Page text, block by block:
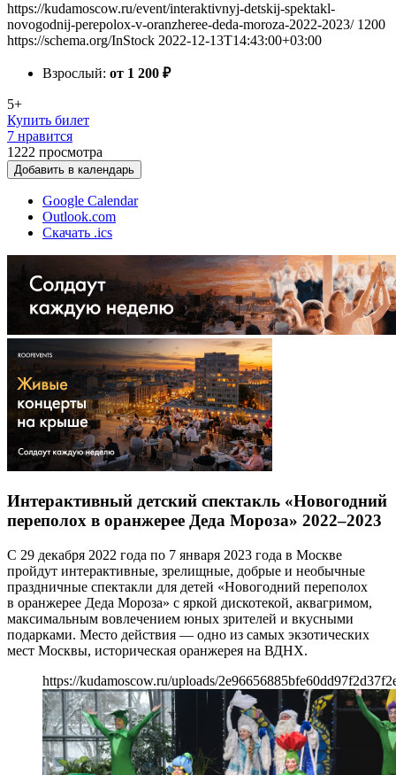
https://kudamoscow.ru/event/interaktivnyj-detskij-spektakl-
novogodnij-perepolox-v-oranzheree-deda-moroza-2022-2023/ 1200
https://schema.org/InStock 2022-12-13T14:43:00+03:00
Взрослый: от 1 200 ₽
5+
Купить билет
7 нравится
1222 просмотра
Добавить в календарь
Google Calendar
Outlook.com
Скачать .ics
Интерактивный детский спектакль «Новогодний
переполох в оранжерее Деда Мороза» 2022–2023
С 29 декабря 2022 года по 7 января 2023 года в Москве
пройдут интерактивные, зрелищные, добрые и необычные
праздничные спектакли для детей «Новогодний переполох
в оранжерее Деда Мороза» с яркой дискотекой, аквагримом,
максимальным вовлечением юных зрителей и вкусными
подарками. Место действия — одно из самых экзотических
мест Москвы, историческая оранжерея на ВДНХ.
https://kudamoscow.ru/uploads/